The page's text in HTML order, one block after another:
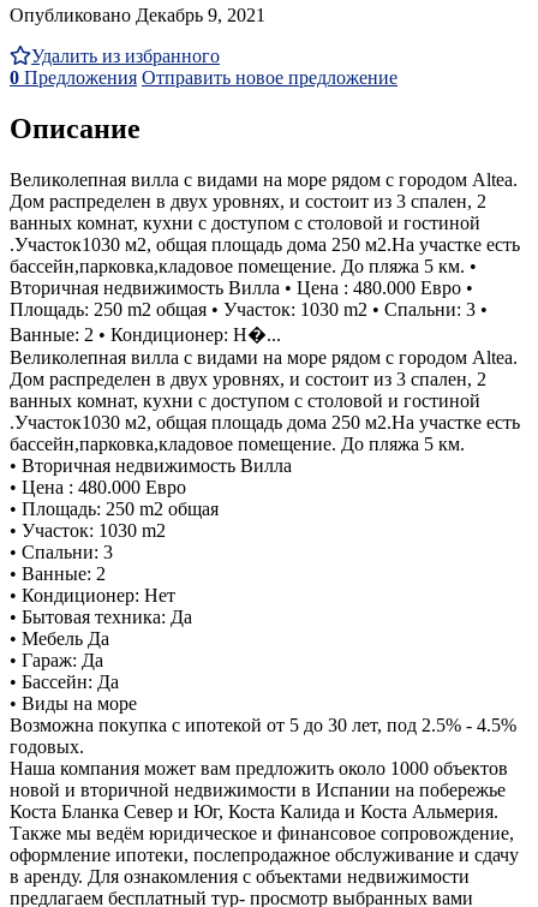
Опубликовано Декабрь 9, 2021
Удалить из избранного
0 Предложения Отправить новое предложение
Описание
Великолепная вилла с видами на море рядом с городом Altea.
Дом распределен в двух уровнях, и состоит из 3 спален, 2
ванных комнат, кухни с доступом с столовой и гостиной
.Участок1030 м2, общая площадь дома 250 м2.На участке есть
бассейн,парковка,кладовое помещение. До пляжа 5 км. •
Вторичная недвижимость Вилла • Цена : 480.000 Евро •
Площадь: 250 m2 общая • Участок: 1030 m2 • Спальни: 3 •
Ванные: 2 • Кондиционер: Н�...
Великолепная вилла с видами на море рядом с городом Altea.
Дом распределен в двух уровнях, и состоит из 3 спален, 2
ванных комнат, кухни с доступом с столовой и гостиной
.Участок1030 м2, общая площадь дома 250 м2.На участке есть
бассейн,парковка,кладовое помещение. До пляжа 5 км.
• Вторичная недвижимость Вилла
• Цена : 480.000 Евро
• Площадь: 250 m2 общая
• Участок: 1030 m2
• Спальни: 3
• Ванные: 2
• Кондиционер: Нет
• Бытовая техника: Да
• Мебель Да
• Гараж: Да
• Бассейн: Да
• Виды на море
Возможна покупка с ипотекой от 5 до 30 лет, под 2.5% - 4.5%
годовых.
Наша компания может вам предложить около 1000 объектов
новой и вторичной недвижимости в Испании на побережье
Коста Бланка Север и Юг, Коста Калида и Коста Альмерия.
Также мы ведём юридическое и финансовое сопровождение,
оформление ипотеки, послепродажное обслуживание и сдачу
в аренду. Для ознакомления с объектами недвижимости
предлагаем бесплатный тур- просмотр выбранных вами